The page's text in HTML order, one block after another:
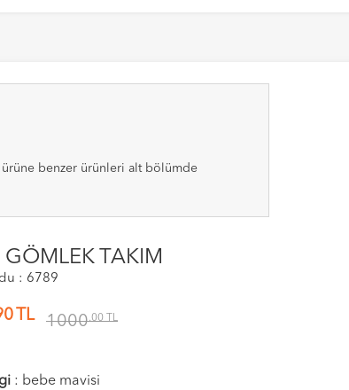
GÖMLEK TAKIM
: 6789
TL 1000.00 TL
: bebe mavisi